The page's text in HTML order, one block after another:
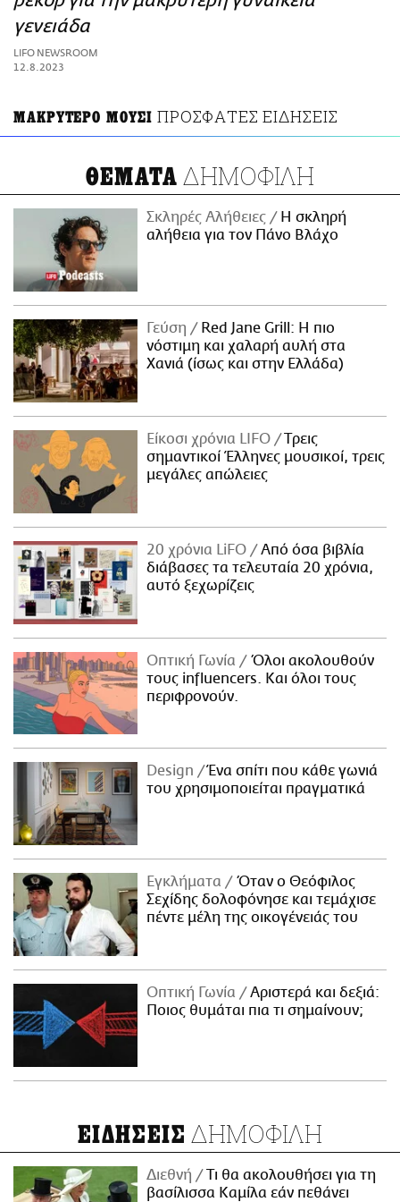
ΑΜΠΑ
PRINT
γενειάδα
LIFO NEWSROOM
12.8.2023
ΜΑΚΡΥΤΕΡΟ ΜΟΥΣΙ ΠΡΟΣΦΑΤΕΣ ΕΙΔΗΣΕΙΣ
ΘΕΜΑΤΑ ΔΗΜΟΦΙΛΗ
Σκληρές Αλήθειες
H σκληρή
αλήθεια για τον Πάνο Βλάχο
Γεύση
Red Jane Grill: Η πιο
νόστιμη και χαλαρή αυλή στα
Χανιά (ίσως και στην Ελλάδα)
Είκοσι χρόνια LIFO
Tρεις
σημαντικοί Έλληνες μουσικοί, τρεις
μεγάλες απώλειες
20 χρόνια LiFO
Από όσα βιβλία
διάβασες τα τελευταία 20 χρόνια,
αυτό ξεχωρίζεις
Οπτική Γωνία
Όλοι ακολουθούν
τους influencers. Και όλοι τους
περιφρονούν.
Design
Ένα σπίτι που κάθε γωνιά
του χρησιμοποιείται πραγματικά
Εγκλήματα
Όταν ο Θεόφιλος
Σεχίδης δολοφόνησε και τεμάχισε
πέντε μέλη της οικογένειάς του
Οπτική Γωνία
Αριστερά και δεξιά:
Ποιος θυμάται πια τι σημαίνουν;
ΕΙΔΗΣΕΙΣ ΔΗΜΟΦΙΛΗ
Διεθνή
Τι θα ακολουθήσει για τη
βασίλισσα Καμίλα εάν πεθάνει